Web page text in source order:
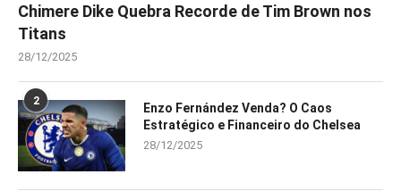
Chimere Dike Quebra Recorde de Tim Brown nos
Titans
28/12/2025
2
Enzo Fernández Venda? O Caos
Estratégico e Financeiro do Chelsea
28/12/2025